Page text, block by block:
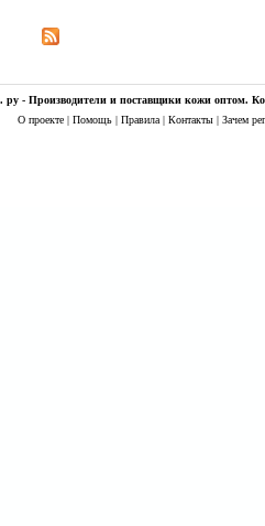
- Производители и поставщики кожи оптом.
О проекте | Помощь | Правила | Контакты | Зачем